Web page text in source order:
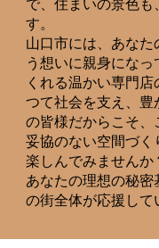
で、住まいの景色も
す。
山口市には、あな
う想いに親身にな
くれる温かい専門
つて社会を支え、豊
の皆様だからこそ
妥協のない空間づく
楽しんでみませんか
あなたの理想の秘
の街全体が応援して